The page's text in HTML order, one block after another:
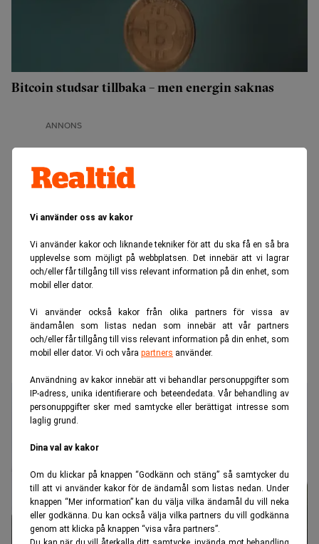
Vi använder oss av kakor
Vi använder kakor och liknande tekniker för att du ska få en så bra
upplevelse som möjligt på webbplatsen. Det innebär att vi lagrar
och/eller får tillgång till viss relevant information på din enhet, som
mobil eller dator.
Vi använder också kakor från olika partners för vissa av
ändamålen som listas nedan som innebär att vår partners
och/eller får tillgång till viss relevant information på din enhet, som
mobil eller dator. Vi och våra partners använder.
Användning av kakor innebär att vi behandlar personuppgifter som
IP-adress, unika identifierare och beteendedata. Vår behandling av
personuppgifter sker med samtycke eller berättigat intresse som
laglig grund.
Dina val av kakor
Om du klickar på knappen “Godkänn och stäng” så samtycker du
till att vi använder kakor för de ändamål som listas nedan. Under
knappen “Mer information” kan du välja vilka ändamål du vill neka
eller godkänna. Du kan också välja vilka partners du vill godkänna
genom att klicka på knappen “visa våra partners”.
Bitcoin studsar tillbaka – men energin saknas
ANNONS